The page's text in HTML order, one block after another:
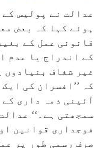
عدالت نے پولیس
ہوئے کہا کہ بعض
قانونی عمل کے
کے اندراج یا عدم
غیر شفاف بنیادوں
کہ ’’افسران کی
آئینی ذمہ داری
سمجھتی ہے۔‘‘
فوجداری قوانین
صرف رسمی طور پر